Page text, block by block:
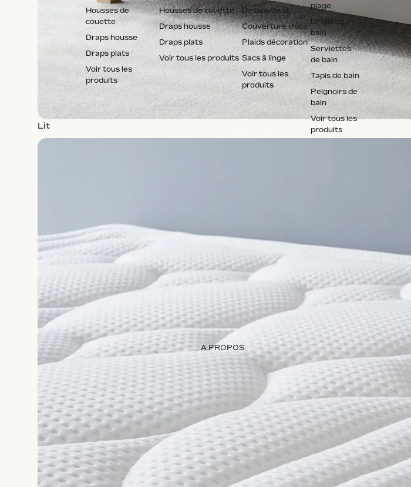
Housses de
couette
Draps housse
Draps plats
Voir tous les
produits
Housses de couette
Draps housse
Draps plats
Voir tous les produits
Dessus de lit
Couverture d'été
Plaids décoration
Sacs à linge
Voir tous les
produits
plage
Draps de
bain
Serviettes
de bain
Tapis de bain
Peignoirs de
bain
Voir tous les
produits
A PROPOS
Lit